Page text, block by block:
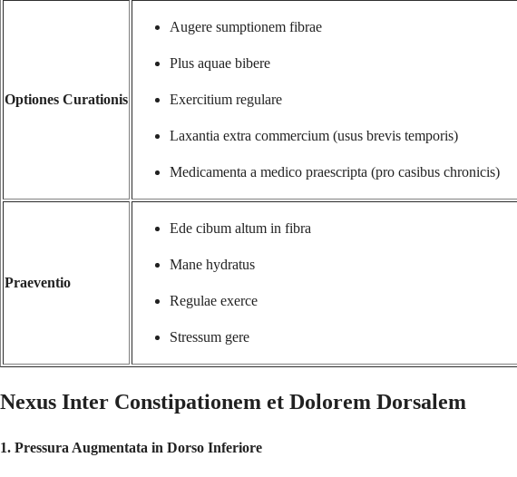
Optiones Curationis
Augere sumptionem fibrae
Plus aquae bibere
Exercitium regulare
Laxantia extra commercium (usus brevis temporis)
Medicamenta a medico praescripta (pro casibus chronicis)
Praeventio
Ede cibum altum in fibra
Mane hydratus
Regulae exerce
Stressum gere
Nexus Inter Constipationem et Dolorem Dorsalem
1. Pressura Augmentata in Dorso Inferiore